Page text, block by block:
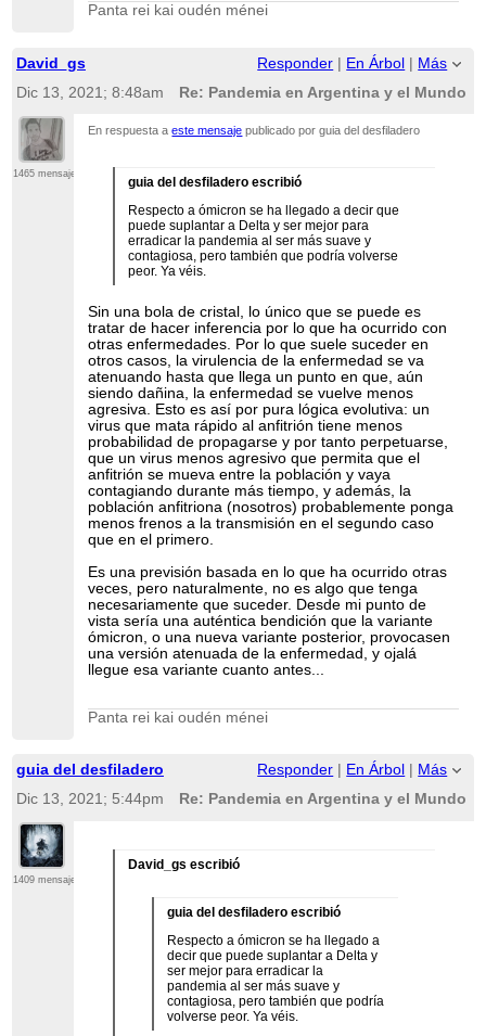
Panta rei kai oudén ménei
David_gs Responder | En Árbol | Más
Dic 13, 2021; 8:48am
Re: Pandemia en Argentina y el Mundo
1465 mensajes
En respuesta aeste mensaje publicado por guia del desfiladero
guia del desfiladero escribió
Respecto a ómicron se ha llegado a decir que
puede suplantar a Delta y ser mejor para
erradicar la pandemia al ser más suave y
contagiosa, pero también que podría volverse
peor. Ya véis.
Sin una bola de cristal, lo único que se puede es
tratar de hacer inferencia por lo que ha ocurrido con
otras enfermedades. Por lo que suele suceder en
otros casos, la virulencia de la enfermedad se va
atenuando hasta que llega un punto en que, aún
siendo dañina, la enfermedad se vuelve menos
agresiva. Esto es así por pura lógica evolutiva: un
virus que mata rápido al anfitrión tiene menos
probabilidad de propagarse y por tanto perpetuarse,
que un virus menos agresivo que permita que el
anfitrión se mueva entre la población y vaya
contagiando durante más tiempo, y además, la
población anfitriona (nosotros) probablemente ponga
menos frenos a la transmisión en el segundo caso
que en el primero.
Es una previsión basada en lo que ha ocurrido otras
veces, pero naturalmente, no es algo que tenga
necesariamente que suceder. Desde mi punto de
vista sería una auténtica bendición que la variante
ómicron, o una nueva variante posterior, provocasen
una versión atenuada de la enfermedad, y ojalá
llegue esa variante cuanto antes...
Panta rei kai oudén ménei
guia del desfiladero Responder En Árbol
Más
Dic 13, 2021; 5:44pm
Re: Pandemia en Argentina y el Mundo
1409 mensajes
David_gs escribió
guia del desfiladero escribió
Respecto a ómicron se ha llegado a
decir que puede suplantar a Delta y
ser mejor para erradicar la
pandemia al ser más suave y
contagiosa, pero también que podría
volverse peor. Ya véis.